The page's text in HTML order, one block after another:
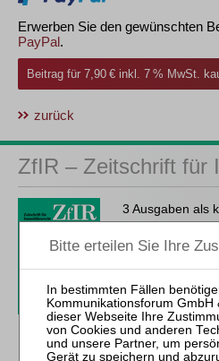
Erwerben Sie den gewünschten
PayPal.
Beitrag für 7,90 € inkl. 7 % MwSt.
zurück
ZfIR – Zeitschrift für
3 Ausgaben als
online-Nutzung
Probe-Abo